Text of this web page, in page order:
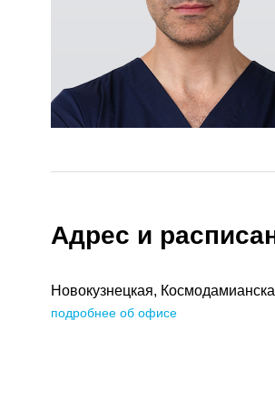
Адрес и
Новокузнецкая,
подробнее об офисе